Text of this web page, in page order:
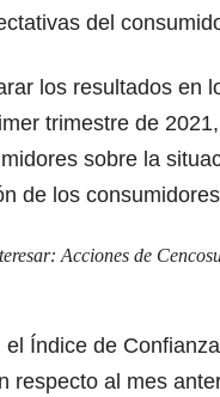
del
los resultados en
trimestre de
sobre la
de los
Acciones de
el Índice de
respecto al mes